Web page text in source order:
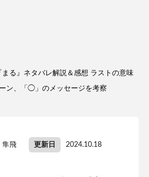
まる』ネタバレ解説＆感想 ラストの意味
ン、「◯」のメッセージを考察
隼飛 更新日 2024.10.18